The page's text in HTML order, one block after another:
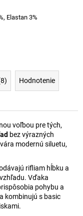
Elastan 3%
Hodnotenie
voľbou pre tých,
bez výrazných
modernú siluetu,
rifliam hĺbku a
Vďaka
pohybu a
kombinujú s basic